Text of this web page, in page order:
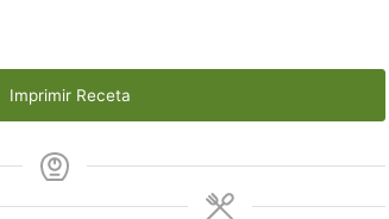
Imprimir Receta